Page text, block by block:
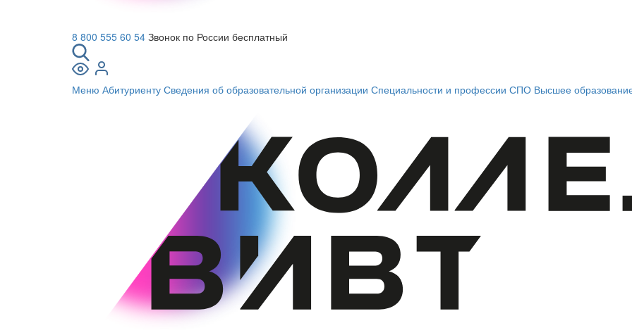
8 800 555 60 54 Звонок по России бесплатный
Меню Абитуриенту Сведения об образовательной организации Специальности и профессии СПО Высшее